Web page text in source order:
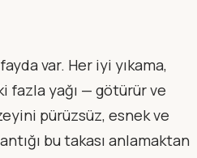
var. Her iyi yıkama,
fazla yağı — götürür ve
pürüzsüz, esnek ve
bu takası anlamaktan